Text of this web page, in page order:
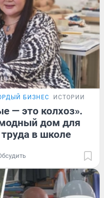
БИЗНЕС ИСТОРИИ
— это колхоз».
дом для
труда в школе